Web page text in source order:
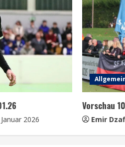
2026
Vorschau
Emir